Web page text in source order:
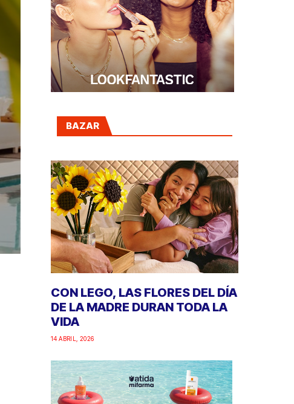
BAZAR
CON LEGO, LAS FLORES DEL DÍA
DE LA MADRE DURAN TODA LA
VIDA
14 ABRIL, 2026